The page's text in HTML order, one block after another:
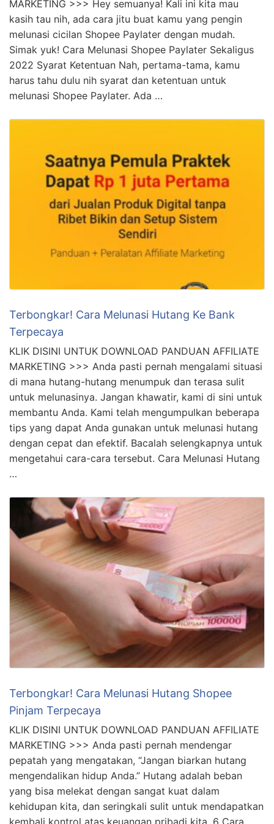
MARKETING >>> Hey semuanya! Kali ini kita mau
kasih tau nih, ada cara jitu buat kamu yang pengin
melunasi cicilan Shopee Paylater dengan mudah.
Simak yuk! Cara Melunasi Shopee Paylater Sekaligus
2022 Syarat Ketentuan Nah, pertama-tama, kamu
harus tahu dulu nih syarat dan ketentuan untuk
melunasi Shopee Paylater. Ada …
Terbongkar! Cara Melunasi Hutang Ke Bank
Terpecaya
KLIK DISINI UNTUK DOWNLOAD PANDUAN AFFILIATE
MARKETING >>> Anda pasti pernah mengalami situasi
di mana hutang-hutang menumpuk dan terasa sulit
untuk melunasinya. Jangan khawatir, kami di sini untuk
membantu Anda. Kami telah mengumpulkan beberapa
tips yang dapat Anda gunakan untuk melunasi hutang
dengan cepat dan efektif. Bacalah selengkapnya untuk
mengetahui cara-cara tersebut. Cara Melunasi Hutang
…
Terbongkar! Cara Melunasi Hutang Shopee
Pinjam Terpecaya
KLIK DISINI UNTUK DOWNLOAD PANDUAN AFFILIATE
MARKETING >>> Anda pasti pernah mendengar
pepatah yang mengatakan, “Jangan biarkan hutang
mengendalikan hidup Anda.” Hutang adalah beban
yang bisa melekat dengan sangat kuat dalam
kehidupan kita, dan seringkali sulit untuk mendapatkan
kembali kontrol atas keuangan pribadi kita. 6 Cara